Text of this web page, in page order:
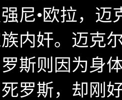
尼•欧拉，
内奸。迈克
斯则因为身
罗斯，却刚